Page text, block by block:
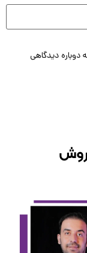
دیدگاهی